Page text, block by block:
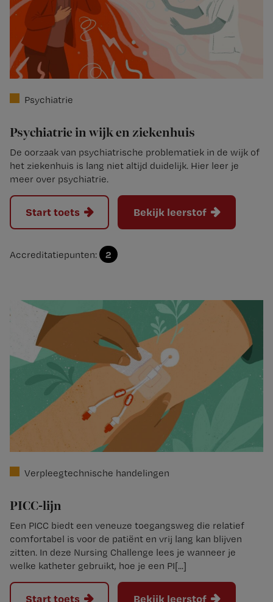
Psychiatrie
Psychiatrie in wijk en ziekenhuis
De oorzaak van psychiatrische problematiek in de wijk of
het ziekenhuis is lang niet altijd duidelijk. Hier leer je
meer over psychiatrie.
Start toets Bekijk leerstof
Accreditatiepunten: 2
Verpleegtechnische handelingen
PICC-lijn
Een PICC biedt een veneuze toegangsweg die relatief
comfortabel is voor de patiënt en vrij lang kan blijven
zitten. In deze Nursing Challenge lees je wanneer je
welke katheter gebruikt, hoe je een PI[...]
Start toets Bekijk leerstof